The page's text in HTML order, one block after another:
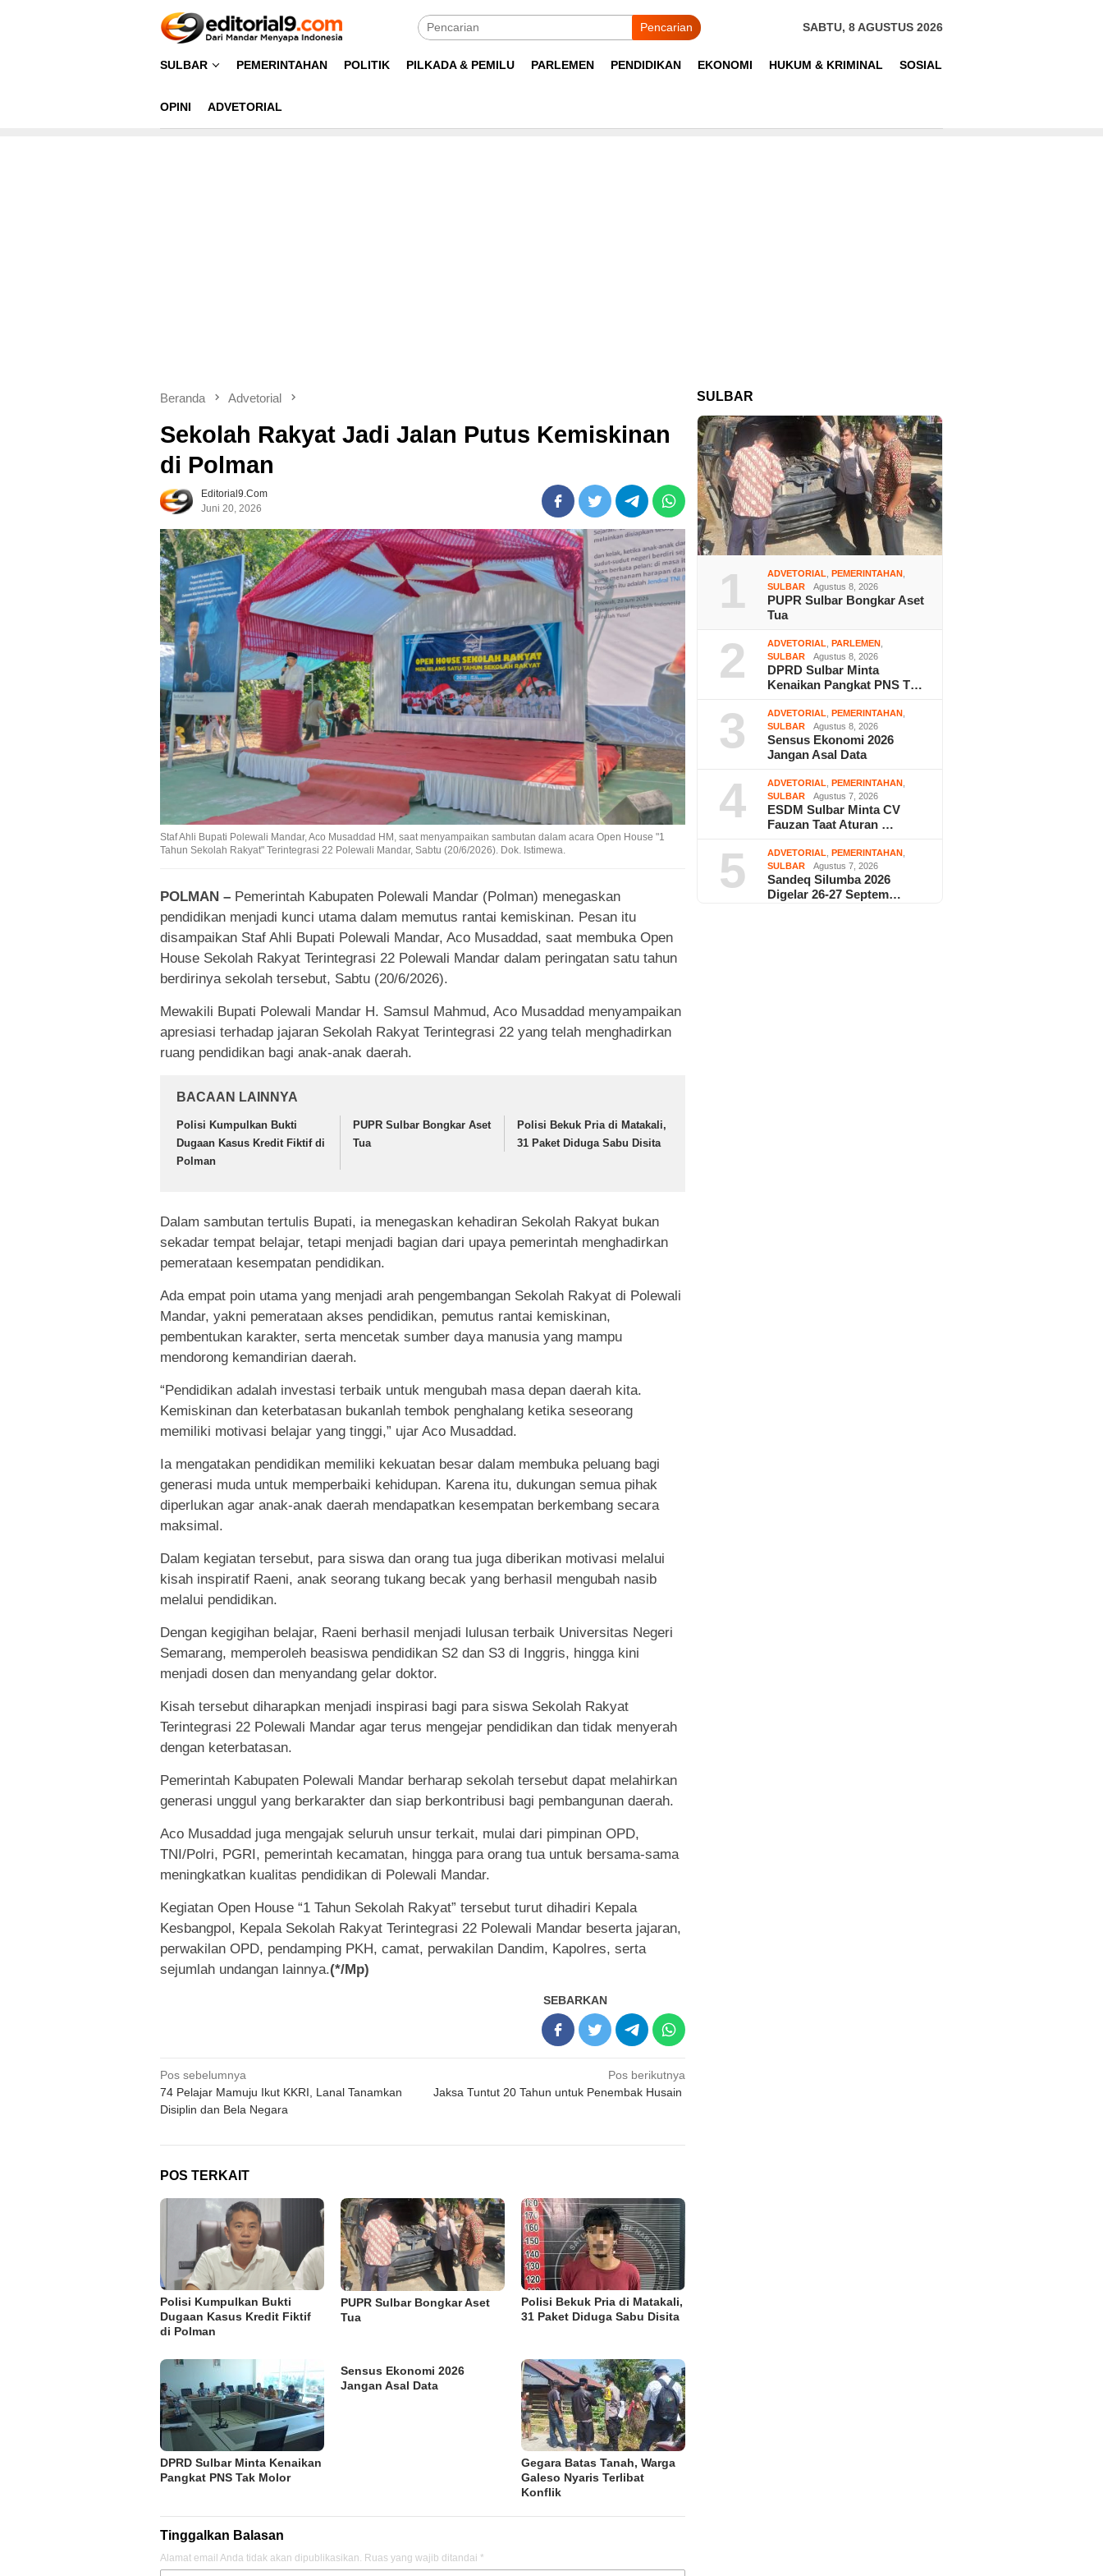
Pencarian SABTU, 8 AGUSTUS 2026
SULBAR PEMERINTAHAN POLITIK PILKADA & PEMILU PARLEMEN PENDIDIKAN EKONOMI HUKUM & KRIMINAL SOSIAL
OPINI ADVETORIAL
Beranda Advetorial
Sekolah Rakyat Jadi Jalan Putus Kemiskinan
di Polman
Editorial9.com
Juni 20, 2026
Staf Ahli Bupati Polewali Mandar, Aco Musaddad HM, saat menyampaikan sambutan dalam acara Open House "1
Tahun Sekolah Rakyat" Terintegrasi 22 Polewali Mandar, Sabtu (20/6/2026). Dok. Istimewa.
POLMAN – Pemerintah Kabupaten Polewali Mandar (Polman) menegaskan
pendidikan menjadi kunci utama dalam memutus rantai kemiskinan. Pesan itu
disampaikan Staf Ahli Bupati Polewali Mandar, Aco Musaddad, saat membuka Open
House Sekolah Rakyat Terintegrasi 22 Polewali Mandar dalam peringatan satu tahun
berdirinya sekolah tersebut, Sabtu (20/6/2026).
Mewakili Bupati Polewali Mandar H. Samsul Mahmud, Aco Musaddad menyampaikan
apresiasi terhadap jajaran Sekolah Rakyat Terintegrasi 22 yang telah menghadirkan
ruang pendidikan bagi anak-anak daerah.
BACAAN LAINNYA
Polisi Kumpulkan Bukti
Dugaan Kasus Kredit Fiktif di
Polman
PUPR Sulbar Bongkar Aset
Tua
Polisi Bekuk Pria di Matakali,
31 Paket Diduga Sabu Disita
Dalam sambutan tertulis Bupati, ia menegaskan kehadiran Sekolah Rakyat bukan
sekadar tempat belajar, tetapi menjadi bagian dari upaya pemerintah menghadirkan
pemerataan kesempatan pendidikan.
Ada empat poin utama yang menjadi arah pengembangan Sekolah Rakyat di Polewali
Mandar, yakni pemerataan akses pendidikan, pemutus rantai kemiskinan,
pembentukan karakter, serta mencetak sumber daya manusia yang mampu
mendorong kemandirian daerah.
“Pendidikan adalah investasi terbaik untuk mengubah masa depan daerah kita.
Kemiskinan dan keterbatasan bukanlah tembok penghalang ketika seseorang
memiliki motivasi belajar yang tinggi,” ujar Aco Musaddad.
Ia mengatakan pendidikan memiliki kekuatan besar dalam membuka peluang bagi
generasi muda untuk memperbaiki kehidupan. Karena itu, dukungan semua pihak
diperlukan agar anak-anak daerah mendapatkan kesempatan berkembang secara
maksimal.
Dalam kegiatan tersebut, para siswa dan orang tua juga diberikan motivasi melalui
kisah inspiratif Raeni, anak seorang tukang becak yang berhasil mengubah nasib
melalui pendidikan.
Dengan kegigihan belajar, Raeni berhasil menjadi lulusan terbaik Universitas Negeri
Semarang, memperoleh beasiswa pendidikan S2 dan S3 di Inggris, hingga kini
menjadi dosen dan menyandang gelar doktor.
Kisah tersebut diharapkan menjadi inspirasi bagi para siswa Sekolah Rakyat
Terintegrasi 22 Polewali Mandar agar terus mengejar pendidikan dan tidak menyerah
dengan keterbatasan.
Pemerintah Kabupaten Polewali Mandar berharap sekolah tersebut dapat melahirkan
generasi unggul yang berkarakter dan siap berkontribusi bagi pembangunan daerah.
Aco Musaddad juga mengajak seluruh unsur terkait, mulai dari pimpinan OPD,
TNI/Polri, PGRI, pemerintah kecamatan, hingga para orang tua untuk bersama-sama
meningkatkan kualitas pendidikan di Polewali Mandar.
Kegiatan Open House “1 Tahun Sekolah Rakyat” tersebut turut dihadiri Kepala
Kesbangpol, Kepala Sekolah Rakyat Terintegrasi 22 Polewali Mandar beserta jajaran,
perwakilan OPD, pendamping PKH, camat, perwakilan Dandim, Kapolres, serta
sejumlah undangan lainnya.(*/Mp)
SEBARKAN
Navigasi
pos
Pos sebelumnya
74 Pelajar Mamuju Ikut KKRI, Lanal Tanamkan
Disiplin dan Bela Negara
Pos berikutnya
Jaksa Tuntut 20 Tahun untuk Penembak Husain
POS TERKAIT
Polisi Kumpulkan Bukti
Dugaan Kasus Kredit Fiktif
di Polman
PUPR Sulbar Bongkar Aset
Tua
Polisi Bekuk Pria di Matakali,
31 Paket Diduga Sabu Disita
DPRD Sulbar Minta Kenaikan
Pangkat PNS Tak Molor
Sensus Ekonomi 2026
Jangan Asal Data
Gegara Batas Tanah, Warga
Galeso Nyaris Terlibat
Konflik
Tinggalkan Balasan
Alamat email Anda tidak akan dipublikasikan. Ruas yang wajib ditandai *
SULBAR
1 ADVETORIAL ,PEMERINTAHAN
SULBAR
Agustus 8, 2026
PUPR Sulbar Bongkar Aset
Tua
2 ADVETORIAL ,PARLEMEN
SULBAR
Agustus 8, 2026
DPRD Sulbar Minta
Kenaikan Pangkat PNS T…
3 ADVETORIAL ,PEMERINTAHAN
SULBAR
Agustus 8, 2026
Sensus Ekonomi 2026
Jangan Asal Data
4 ADVETORIAL ,PEMERINTAHAN
SULBAR
Agustus 7, 2026
ESDM Sulbar Minta CV
Fauzan Taat Aturan …
5 ADVETORIAL ,PEMERINTAHAN
SULBAR
Agustus 7, 2026
Sandeq Silumba 2026
Digelar 26-27 Septem…